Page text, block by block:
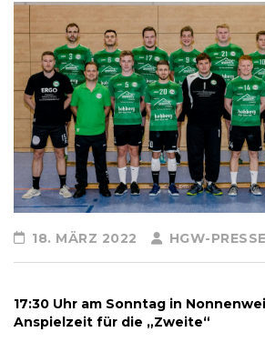
18. MÄRZ 2022 HGW-PRESSE
17:30 Uhr am Sonntag in
Anspielzeit für die „Zweite“